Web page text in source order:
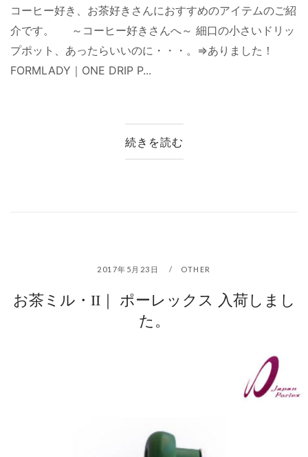
コーヒー好き、お茶好きさんにおすすめのアイテムのご紹
介です。 ～コーヒー好きさんへ～ 細口の小さいドリッ
プポット、あったらいいのに・・・。⇒ありました！
FORMLADY｜ONE DRIP P...
続きを読む
2017年5月23日 OTHER
お茶ミル・II｜ ポーレックス 入荷しまし
た。